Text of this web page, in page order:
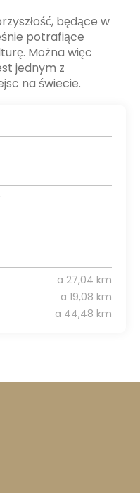
będące w
potrafiące
Można więc
jednym z
na świecie.
a 27,04 km
a 19,08 km
a 44,48 km